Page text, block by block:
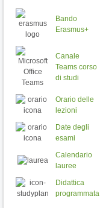
Bando
Erasmus+
Canale
Teams corso
di studi
Orario delle
lezioni
Date degli
esami
Calendario
lauree
Didattica
programmata